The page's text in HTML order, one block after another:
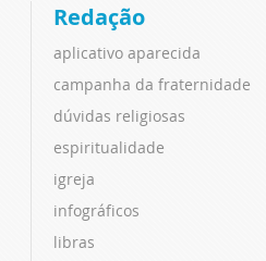
Redação
aplicativo aparecida
campanha da fraternidade
dúvidas religiosas
espiritualidade
igreja
infográficos
libras